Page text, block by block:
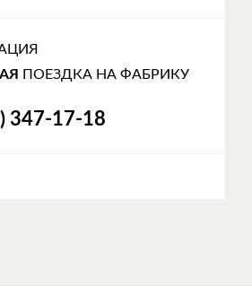
ПОЕЗДКА НА ФАБРИКУ
347-17-18